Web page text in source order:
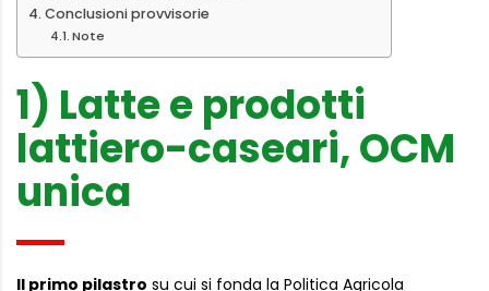
Conclusioni provvisorie
Note
1) Latte e prodotti
lattiero-caseari, OCM
unica
Il primo pilastro su cui si fonda la Politica Agricola